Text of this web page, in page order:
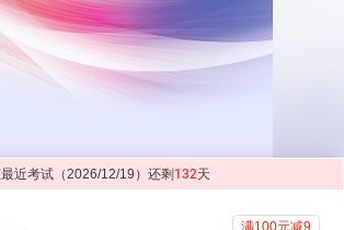
近考试（2026/12/19）还剩 132天
满100元减9